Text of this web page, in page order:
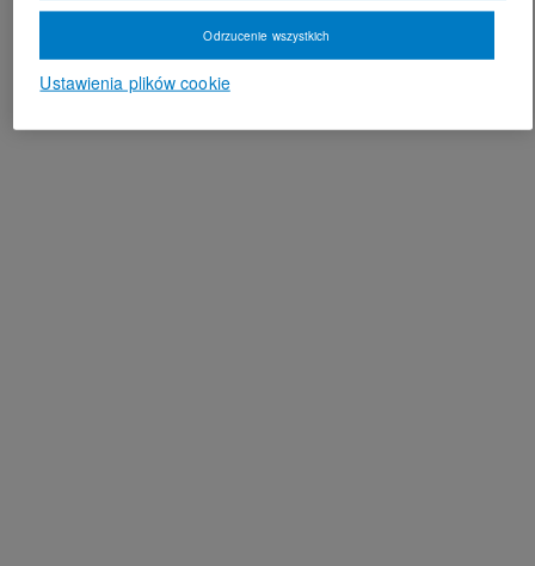
Ustawienia plików cookie
Odrzucenie wszystkich